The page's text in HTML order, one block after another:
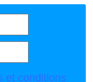
et conditions